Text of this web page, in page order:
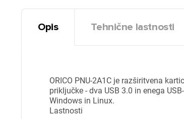
Opis Tehnične lastnosti
ORICO PNU-2A1C je razširitvena
priključke - dva USB 3.0 in enega
Windows in Linux.
Lastnosti